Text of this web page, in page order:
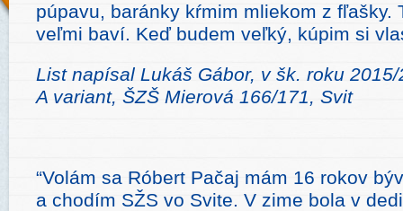
púpavu, baránky kŕmim mliekom z fľašky.
veľmi baví. Keď budem veľký, kúpim si
List napísal Lukáš Gábor, v šk. roku
A variant, ŠZŠ Mierová 166/171, Svit
“Volám sa Róbert Pačaj mám 16 rokov
a chodím SŽS vo Svite. V zime bola v